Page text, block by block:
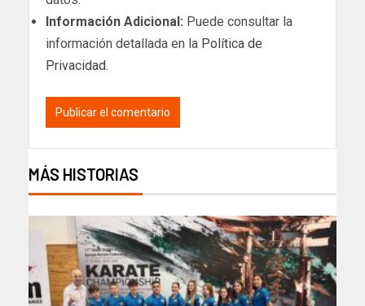
Información Adicional: Puede consultar la
información detallada en la Política de
Privacidad.
MÁS HISTORIAS